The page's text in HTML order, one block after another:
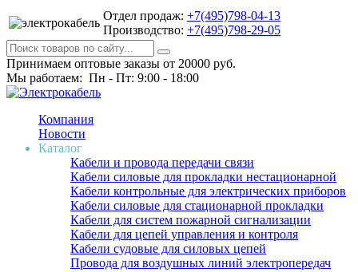
Отдел продаж: +7(495)798-04-13
Производство: +7(495)798-29-05
Принимаем оптовые заказы от 20000 руб.
Мы работаем: Пн - Пт: 9:00 - 18:00
Компания
Новости
Каталог
Кабели и провода передачи связи
Кабели силовые для прокладки нестационарной
Кабели контрольные для электрических приборов
Кабели силовые для стационарной прокладки
Кабели для систем пожарной сигнализации
Кабели для цепей управления и контроля
Кабели судовые для силовых цепей
Провода для воздушных линий электропередач